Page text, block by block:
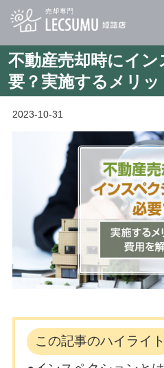
不動産売却時にイ
要？実施するメリッ
2023-10-31
この記事のハイライト